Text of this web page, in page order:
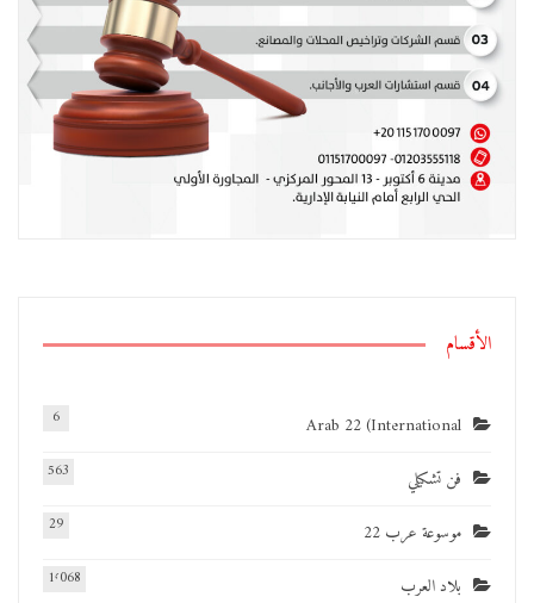
الأقسام
Arab 22 (International
6
فن تشكيلي 563
موسوعة عرب 22 29
بلاد العرب 1٬068